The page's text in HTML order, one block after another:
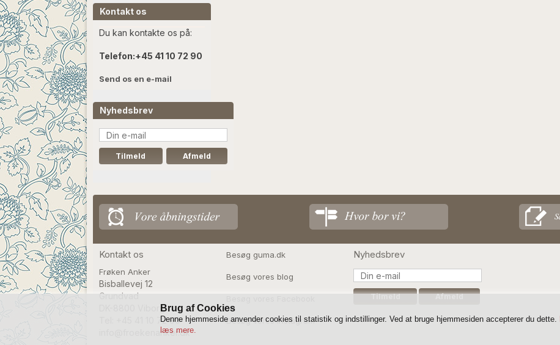
Kontakt os
Du kan kontakte os på:
Telefon:+45 41 10 72 90
Send os en e-mail
Nyhedsbrev
Kontakt os
Frøken Anker
Bisballevej 12
Grundvad
DK-8800 Viborg
Tel: +45 41 10 72 90
info@froekenanker.dk
Besøg guma.dk
Besøg vores blog
Besøg vores Instagram
Nyhedsbrev
Brug af Cookies
Denne hjemmeside anvender cookies til statistik og indstillinger. Ved at bruge hjemmesiden accepterer du dette.
læs mere.